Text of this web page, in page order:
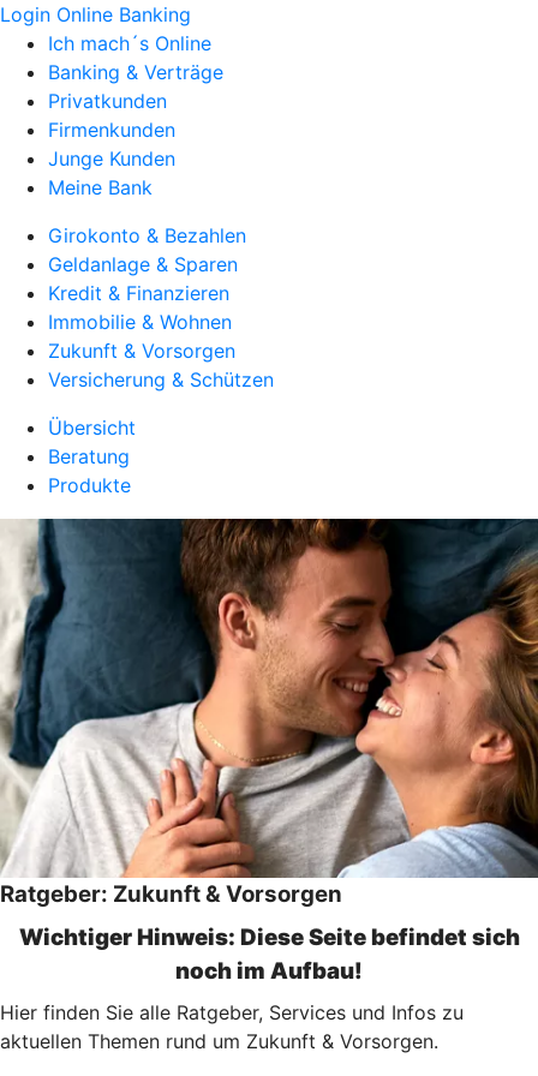
Login Online Banking
Ich mach´s Online
Banking & Verträge
Privatkunden
Firmenkunden
Junge Kunden
Meine Bank
Girokonto & Bezahlen
Geldanlage & Sparen
Kredit & Finanzieren
Immobilie & Wohnen
Zukunft & Vorsorgen
Versicherung & Schützen
Übersicht
Beratung
Produkte
Ratgeber: Zukunft & Vorsorgen
Wichtiger Hinweis: Diese Seite befindet sich
noch im Aufbau!
Hier finden Sie alle Ratgeber, Services und Infos zu
aktuellen Themen rund um Zukunft & Vorsorgen.